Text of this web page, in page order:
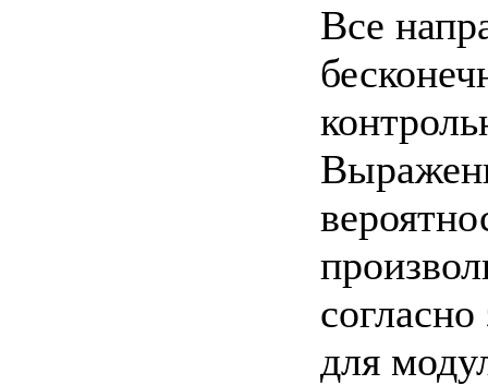
Все
для